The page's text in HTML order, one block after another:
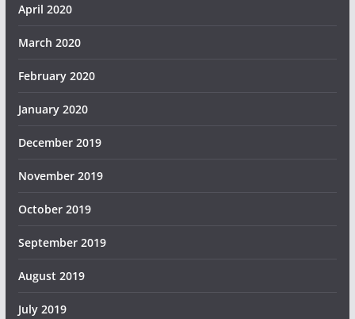
April 2020
March 2020
February 2020
January 2020
December 2019
November 2019
October 2019
September 2019
August 2019
July 2019